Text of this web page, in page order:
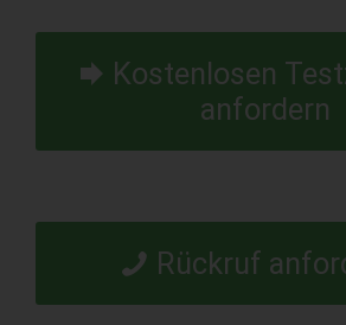
Kostenlosen
anfordern
Rückruf